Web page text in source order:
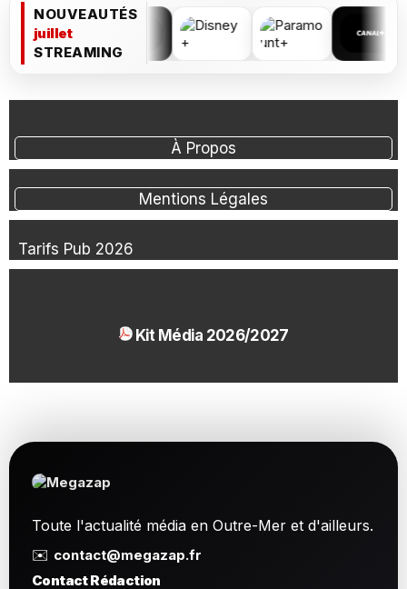
NOUVEAUTÉS
juillet
STREAMING
À Propos
Mentions Légales
Tarifs Pub 2026
Kit Média 2026/2027
Toute l'actualité média en Outre-Mer et d'ailleurs.
✉️ contact@megazap.fr
Contact Rédaction